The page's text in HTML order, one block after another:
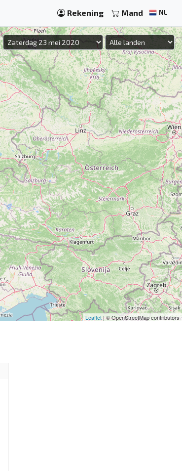
Rekening Mand NL
Leaflet| © OpenStreetMap contributors